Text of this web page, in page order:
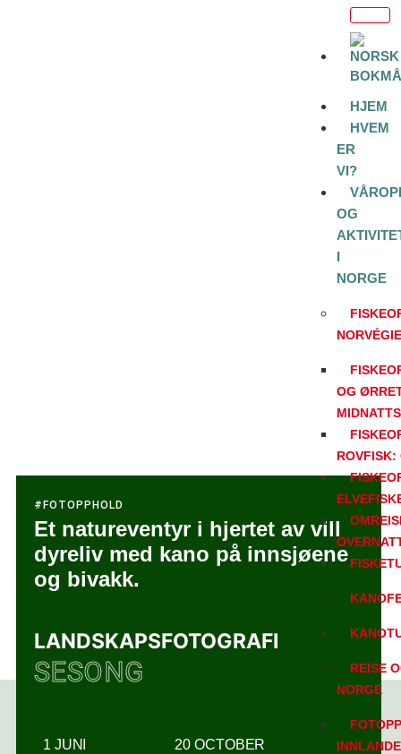
HJEM
HVEM
ER
VI?
OG
I
NORGE
OG
ROVFISK:
REISE
NORGE
#FOTOPPHOLD
Et natureventyr i hjertet av vill
dyreliv med kano på innsjøene
og bivakk.
LANDSKAPSFOTOGRAFI
SESONG
1 JUNI 20 OCTOBER